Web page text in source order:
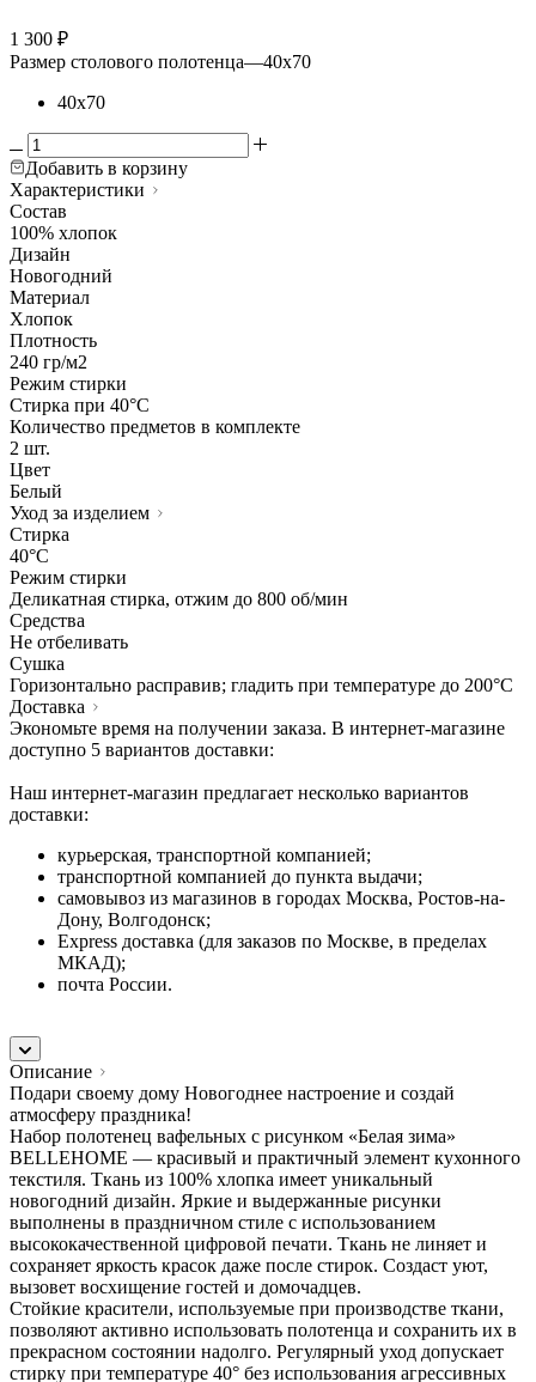
1 300 ₽
Размер столового полотенца—40х70
40х70
Добавить в корзину
Характеристики
Состав
100% хлопок
Дизайн
Новогодний
Материал
Хлопок
Плотность
240 гр/м2
Режим стирки
Стирка при 40°С
Количество предметов в комплекте
2 шт.
Цвет
Белый
Уход за изделием
Стирка
40°C
Режим стирки
Деликатная стирка, отжим до 800 об/мин
Средства
Не отбеливать
Сушка
Горизонтально расправив; гладить при температуре до 200°C
Доставка
Экономьте время на получении заказа. В интернет-магазине
доступно 5 вариантов доставки:
Наш интернет-магазин предлагает несколько вариантов
доставки:
курьерская, транспортной компанией;
транспортной компанией до пункта выдачи;
самовывоз из магазинов в городах Москва, Ростов-на-
Дону, Волгодонск;
Express доставка (для заказов по Москве, в пределах
МКАД);
почта России.
Описание
Подари своему дому Новогоднее настроение и создай
атмосферу праздника!
Набор полотенец вафельных с рисунком «Белая зима»
BELLEHOME — красивый и практичный элемент кухонного
текстиля. Ткань из 100% хлопка имеет уникальный
новогодний дизайн. Яркие и выдержанные рисунки
выполнены в праздничном стиле с использованием
высококачественной цифровой печати. Ткань не линяет и
сохраняет яркость красок даже после стирок. Создаст уют,
вызовет восхищение гостей и домочадцев.
Стойкие красители, используемые при производстве ткани,
позволяют активно использовать полотенца и сохранить их в
прекрасном состоянии надолго. Регулярный уход допускает
стирку при температуре 40° без использования агрессивных